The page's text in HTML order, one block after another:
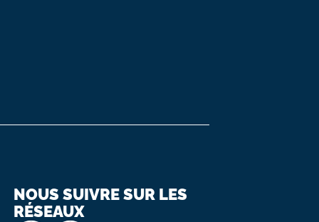
NOUS SUIVRE SUR LES
RÉSEAUX